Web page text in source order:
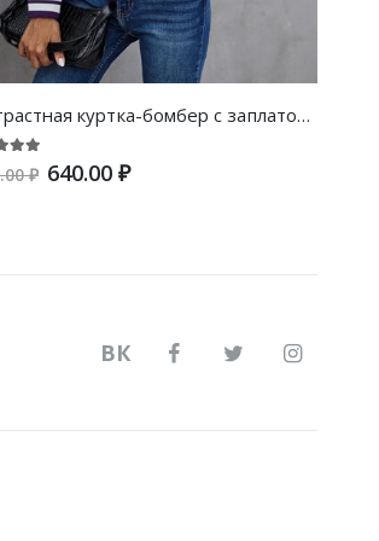
Контрастная куртка-бомбер с заплатой цифры
₽ 640.00 ₽
ВК